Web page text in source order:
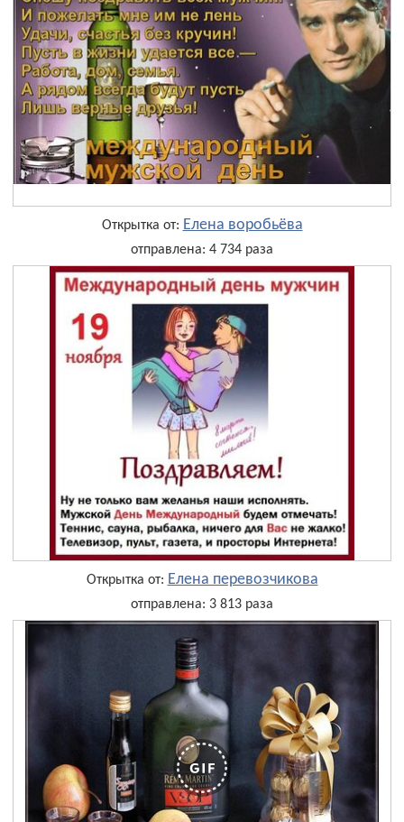
Открытка от: Елена воробьёва
отправлена: 4 734 раза
Открытка от: Елена перевозчикова
отправлена: 3 813 раза